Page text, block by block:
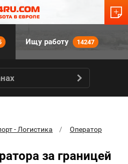
Ищу работу 14247
- Логистика Оператор
за границей